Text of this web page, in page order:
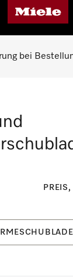
Miele-Homepage
bei